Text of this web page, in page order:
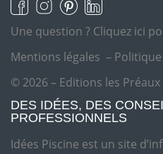
Une question ? Cliquez ici
Mentions légales –
© 2026 – Editions les Préaux
DES IDÉES, DES
PROFESSIONNELS
Idées Piscine est un site